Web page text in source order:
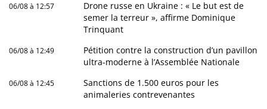
06/08 à 12:57
Drone russe en Ukraine : « Le but est de
semer la terreur », affirme Dominique
Trinquant
06/08 à 12:49
Pétition contre la construction d’un pavillon
ultra-moderne à l’Assemblée Nationale
06/08 à 12:45
Sanctions de 1.500 euros pour les
animaleries contrevenantes